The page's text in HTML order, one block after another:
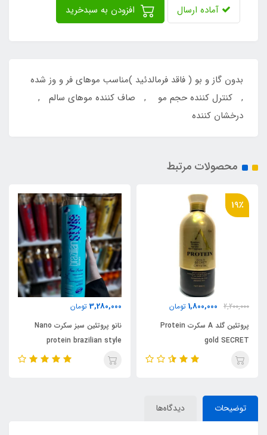
آماده ارسال
بدون گاز و بو ( فاقد فرمالدئید )مناسب موهای فر و وز شده
, کنترل کننده حجم مو , صاف کننده موهای سالم ,
درخشان کننده
محصولات مرتبط
19٪
2,200,000
1,800,000 تومان
پروتئین گلد A سکرت Protein
gold SECRET
3,280,000 تومان
نانو پروتئین سبز سکرت Nano
protein brazilian style
SECRET
توضیحات دیدگاه‌ها